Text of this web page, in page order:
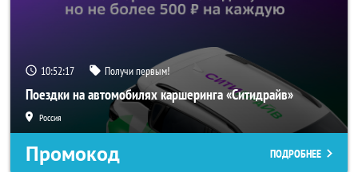
10:52:16 Получи первым!
Поездки на автомобилях каршеринга «Ситидрайв»
Россия
Промокод ПОДРОБНЕЕ